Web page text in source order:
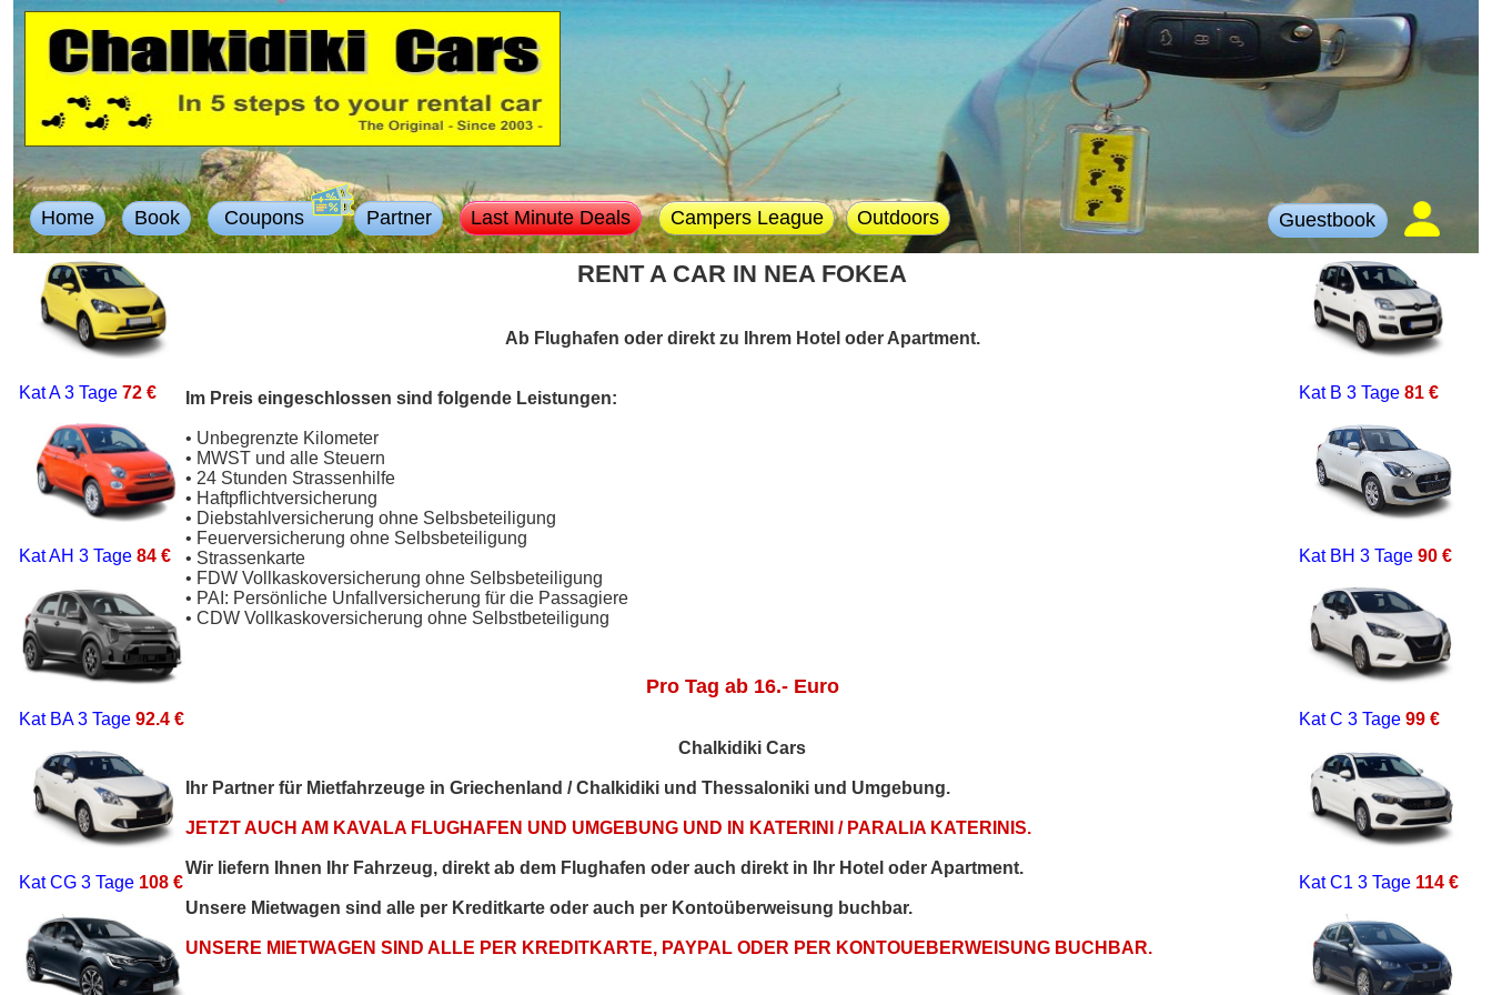
Home Book Coupons Partner Last Minute Deals Campers League Outdoors Guestbook
Kat A3 Tage 72 €
Kat AH 3 Tage 84 €
Kat BA3 Tage 92.4 €
Kat CG 3 Tage 108 €
RENT A CAR IN NEA FOKEA
Ab Flughafen oder direkt zu Ihrem Hotel oder Apartment.
Im Preis eingeschlossen sind folgende Leistungen:
• Unbegrenzte Kilometer
• MWST und alle Steuern
• 24 Stunden Strassenhilfe
• Haftpflichtversicherung
• Diebstahlversicherung ohne Selbsbeteiligung
• Feuerversicherung ohne Selbsbeteiligung
• Strassenkarte
• FDW Vollkaskoversicherung ohne Selbsbeteiligung
• PAI: Persönliche Unfallversicherung für die Passagiere
• CDW Vollkaskoversicherung ohne Selbstbeteiligung
Pro Tag ab 16.- Euro
Chalkidiki Cars
Ihr Partner für Mietfahrzeuge in Griechenland / Chalkidiki und Thessaloniki und Umgebung.
JETZT AUCH AM KAVALA FLUGHAFEN UND UMGEBUNG UND IN KATERINI / PARALIA KATERINIS.
Wir liefern Ihnen Ihr Fahrzeug, direkt ab dem Flughafen oder auch direkt in Ihr Hotel oder Apartment.
Unsere Mietwagen sind alle per Kreditkarte oder auch per Kontoüberweisung buchbar.
UNSERE MIETWAGEN SIND ALLE PER KREDITKARTE, PAYPAL ODER PER KONTOUEBERWEISUNG BUCHBAR.
Kat B 3 Tage 81 €
Kat BH 3 Tage 90 €
Kat C 3 Tage 99 €
Kat C1 3 Tage 114 €